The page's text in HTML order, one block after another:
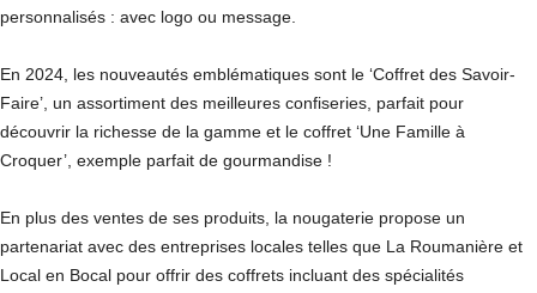
personnalisés : avec logo ou message.
En 2024, les nouveautés emblématiques sont le ‘Coffret des Savoir-
Faire’, un assortiment des meilleures confiseries, parfait pour
découvrir la richesse de la gamme et le coffret ‘Une Famille à
Croquer’, exemple parfait de gourmandise !
En plus des ventes de ses produits, la nougaterie propose un
partenariat avec des entreprises locales telles que La Roumanière et
Local en Bocal pour offrir des coffrets incluant des spécialités